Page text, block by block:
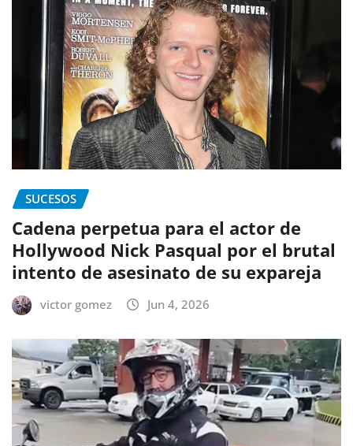
SUCESOS
Cadena perpetua para el actor de
Hollywood Nick Pasqual por el brutal
intento de asesinato de su expareja
victor gomez Jun 4, 2026